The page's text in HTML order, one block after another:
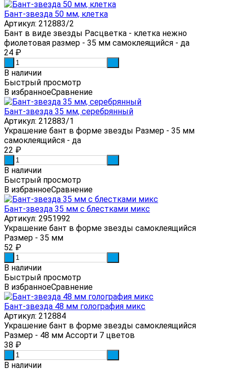
Бант-звезда 50 мм, клетка
Артикул: 212883/2
Бант в виде звезды Расцветка - клетка нежно
фиолетовая размер - 35 мм самоклеящийся - да
24 ₽
В наличии
Быстрый просмотр
В избранноеСравнение
Бант-звезда 35 мм, серебрянный
Артикул: 212883/1
Украшение бант в форме звезды Размер - 35 мм
самоклеящийся - да
22 ₽
В наличии
Быстрый просмотр
В избранноеСравнение
Бант-звезда 35 мм с блестками микс
Артикул: 2951992
Украшение бант в форме звезды самоклеящийся
Размер - 35 мм
52 ₽
В наличии
Быстрый просмотр
В избранноеСравнение
Бант-звезда 48 мм голография микс
Артикул: 212884
Украшение бант в форме звезды самоклеящийся
Размер - 48 мм Ассорти 7 цветов
38 ₽
В наличии